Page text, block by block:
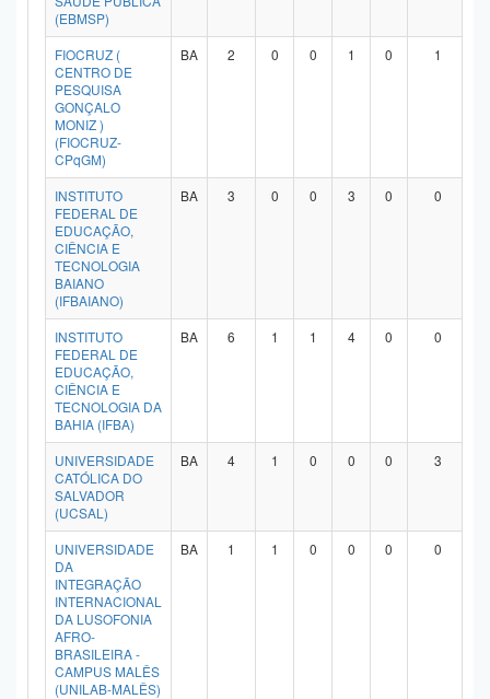
(EBMSP)
FIOCRUZ (
CENTRO DE
PESQUISA
GONÇALO
MONIZ )
(FIOCRUZ-
CPqGM)
BA 2 0 0 1 0 1
INSTITUTO
FEDERAL DE
EDUCAÇÃO,
CIÊNCIA E
TECNOLOGIA
BAIANO
(IFBAIANO)
BA 3 0 0 3 0 0
INSTITUTO
FEDERAL DE
EDUCAÇÃO,
CIÊNCIA E
TECNOLOGIA DA
BAHIA (IFBA)
BA 6 1 1 4 0 0
UNIVERSIDADE
CATÓLICA DO
SALVADOR
(UCSAL)
BA 4 1 0 0 0 3
UNIVERSIDADE
DA
INTEGRAÇÃO
INTERNACIONAL
DA LUSOFONIA
AFRO-
BRASILEIRA -
CAMPUS MALÊS
(UNILAB-MALÊS)
BA 1 1 0 0 0 0